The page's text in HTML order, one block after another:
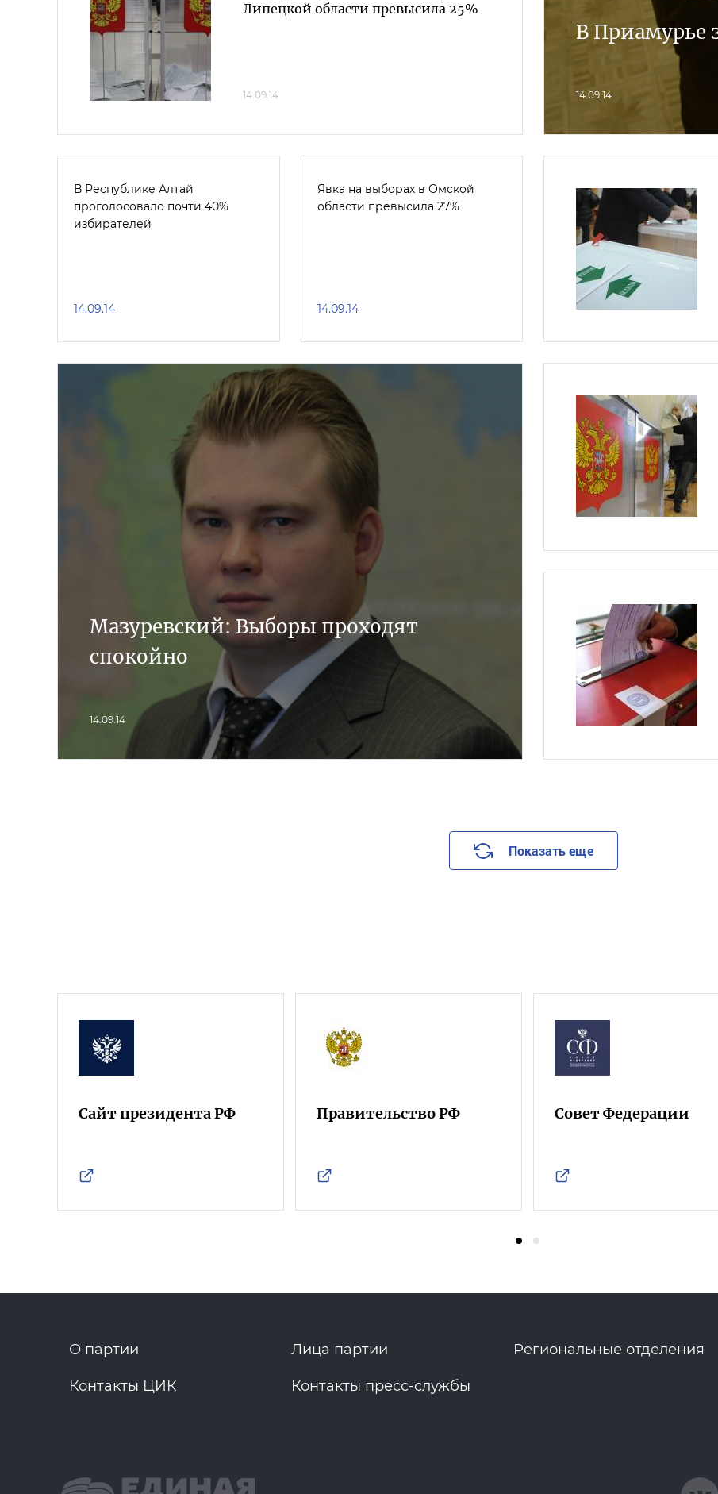
Липецкой области превысила 25%
14.09.14
В Приамурье
14.09.14
В Республике Алтай
проголосовало почти 40%
избирателей
14.09.14
Явка на выборах в Омской
области превысила 27%
14.09.14
Мазуревский: Выборы проходят
спокойно
14.09.14
Показать еще
Сайт президента РФ Правительство РФ Совет Федерации
О партии Лица партии Региональные отделения
Контакты ЦИК Контакты пресс-службы